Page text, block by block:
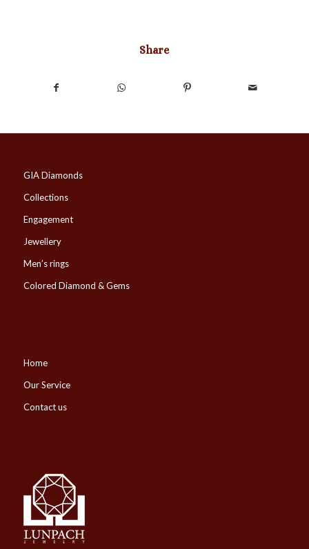
Share
GIA Diamonds
Collections
Engagement
Jewellery
Men’s rings
Colored Diamond & Gems
Home
Our Service
Contact us